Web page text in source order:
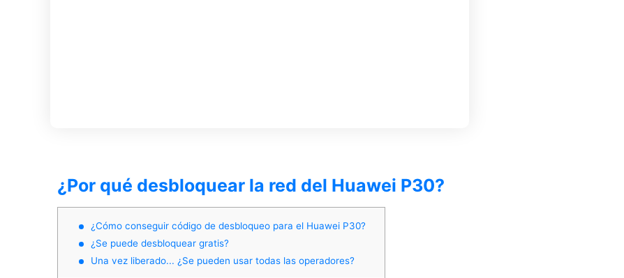
¿Por qué desbloquear la red del Huawei P30?
¿Cómo conseguir código de desbloqueo para el Huawei P30?
¿Se puede desbloquear gratis?
Una vez liberado... ¿Se pueden usar todas las operadores?